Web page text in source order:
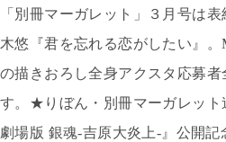
「別冊マーガレット」３月号は
木悠『君を忘れる恋がしたい』。
の描きおろし全身アクスタ応募者
す。★りぼん・別冊マーガレット
劇場版 銀魂-吉原大炎上-』公開記